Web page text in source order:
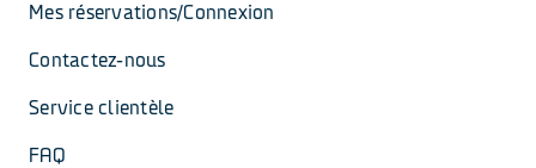
Mes réservations/Connexion
Contactez-nous
Service clientèle
FAQ